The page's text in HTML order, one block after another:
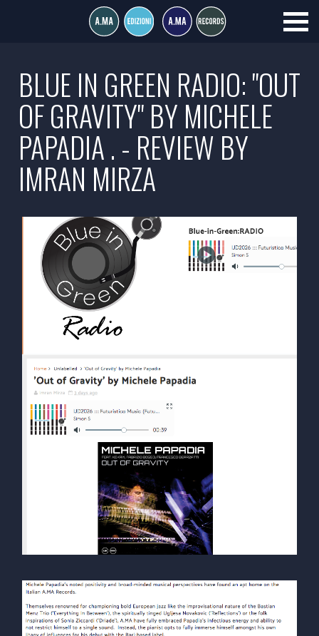
BLUE IN GREEN RADIO: "OUT
OF GRAVITY" BY MICHELE
PAPADIA . - REVIEW BY
IMRAN MIRZA